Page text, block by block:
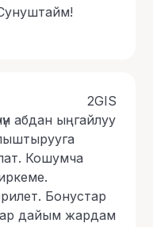
2GIS
абдан ыңгайлуу
Кошумча
Бонустар
дайым жардам